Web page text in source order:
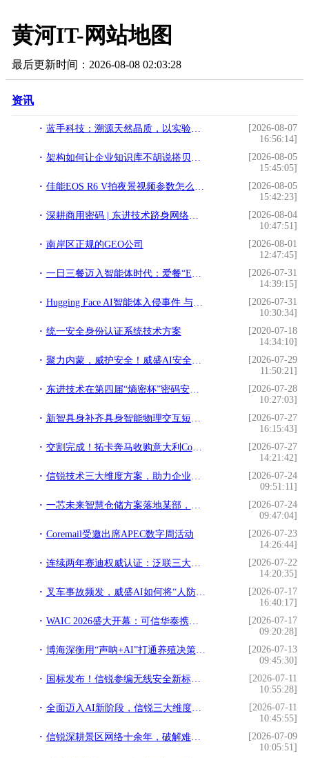
黄河IT-网站地图
最后更新时间：2026-08-08 02:03:28
资讯
蓝手科技：溯源天然晶质，以实验室级研发重塑日常生活美学
[2026-08-07
16:56:14]
架构如何让企业知识库不胡说搭贝给出技术答案
[2026-08-05
15:45:05]
佳能EOS R6 V拍夜景视频参数怎么设？2026年暗光拍摄实战上手
[2026-08-05
15:42:23]
深耕商用密码 | 东进技术跻身网络安全企业百强
[2026-08-04
10:47:51]
南岸区正规的GEO公司
[2026-08-01
12:47:45]
一日三餐迈入智能体时代：爱餐“E食无忧”正加速孵化
[2026-07-31
14:39:15]
Hugging Face AI智能体入侵事件 与可信计算3.0防护分析
[2026-07-31
10:30:34]
统一安全身份认证系统技术方案
[2020-07-18
14:34:10]
聚力内蒙，威护安全！威盛AI安全新品发布路演活动圆满举行！
[2026-07-29
11:50:21]
东进技术在第四届“熵密杯”密码安全挑战赛中获佳绩
[2026-07-28
10:27:03]
新智具身补齐具身智能物理交互短板！
[2026-07-27
16:15:43]
交割完成！拓卡奔马收购意大利Comelz 100%股权
[2026-07-27
14:21:42]
信锐技术三大维度方案，助力企业平稳迈入AI网络新阶段
[2026-07-24
09:51:11]
一芯未来智慧仓储方案落地某部，树立国防信息化转型新标杆
[2026-07-24
09:47:04]
Coremail受邀出席APEC数字周活动
[2026-07-23
14:26:44]
连续两年赛迪权威认证：泛联三大存储赛道领跑，获评潜力企业TOP1
[2026-07-22
14:20:35]
叉车事故频发，威盛AI如何将“人防”变为“智防”？
[2026-07-17
16:40:17]
WAIC 2026盛大开幕：可信华泰携手超聚变，全栈AI安全方案重磅亮相
[2026-07-17
09:20:28]
博海深衡用“声呐+AI”打通养殖决策“最后一公里”
[2026-07-13
09:45:30]
国标发布！信锐参编无线安全新标准，持续打造极致体验网络
[2026-07-11
10:55:28]
全面迈入AI新阶段，信锐三大维度方案助力企业平稳拥抱AI转型
[2026-07-11
10:45:55]
信锐深耕景区网络十余年，破解难题获全国千家景区青睐
[2026-07-09
10:05:51]